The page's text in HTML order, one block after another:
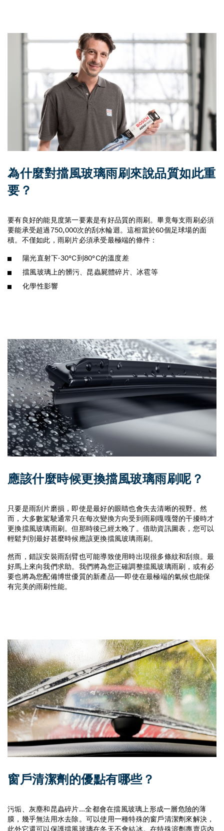
為什麼對擋風玻璃雨刷來說品質如此重
要？
要有良好的能見度第一要素是有好品質的雨刷。畢竟每支雨刷必須
要能承受超過750,000次的刮水輪迴。這相當於60個足球場的面
積。不僅如此，雨刷片必須承受最極端的條件：
陽光直射下-30°C到80°C的溫度差
擋風玻璃上的髒污、昆蟲屍體碎片、冰雹等
化學性影響
應該什麼時候更換擋風玻璃雨刷呢？
只要是雨刮片磨損，即使是最好的眼睛也會失去清晰的視野。然
而，大多數駕駛通常只在每次變換方向受到雨刷嘎嘎聲的干擾時才
更換擋風玻璃雨刷。但那時後已經太晚了。借助資訊圖表，您可以
輕鬆判別最好甚麼時候應該更換擋風玻璃雨刷。
然而，錯誤安裝雨刮臂也可能導致使用時出現很多條紋和刮痕。最
好馬上來向我們求助。我們將為您正確調整擋風玻璃雨刷，或有必
要也將為您配備博世優質的新產品──即使在最極端的氣候也能保
有完美的雨刷性能。
窗戶清潔劑的優點有哪些？
污垢、灰塵和昆蟲碎片...全都會在擋風玻璃上形成一層危險的薄
膜，幾乎無法用水去除。可以使用一種特殊的窗戶清潔劑來解決，
此外它還可以保護擋風玻璃在冬天不會結冰。在特殊溶劑專賣店內